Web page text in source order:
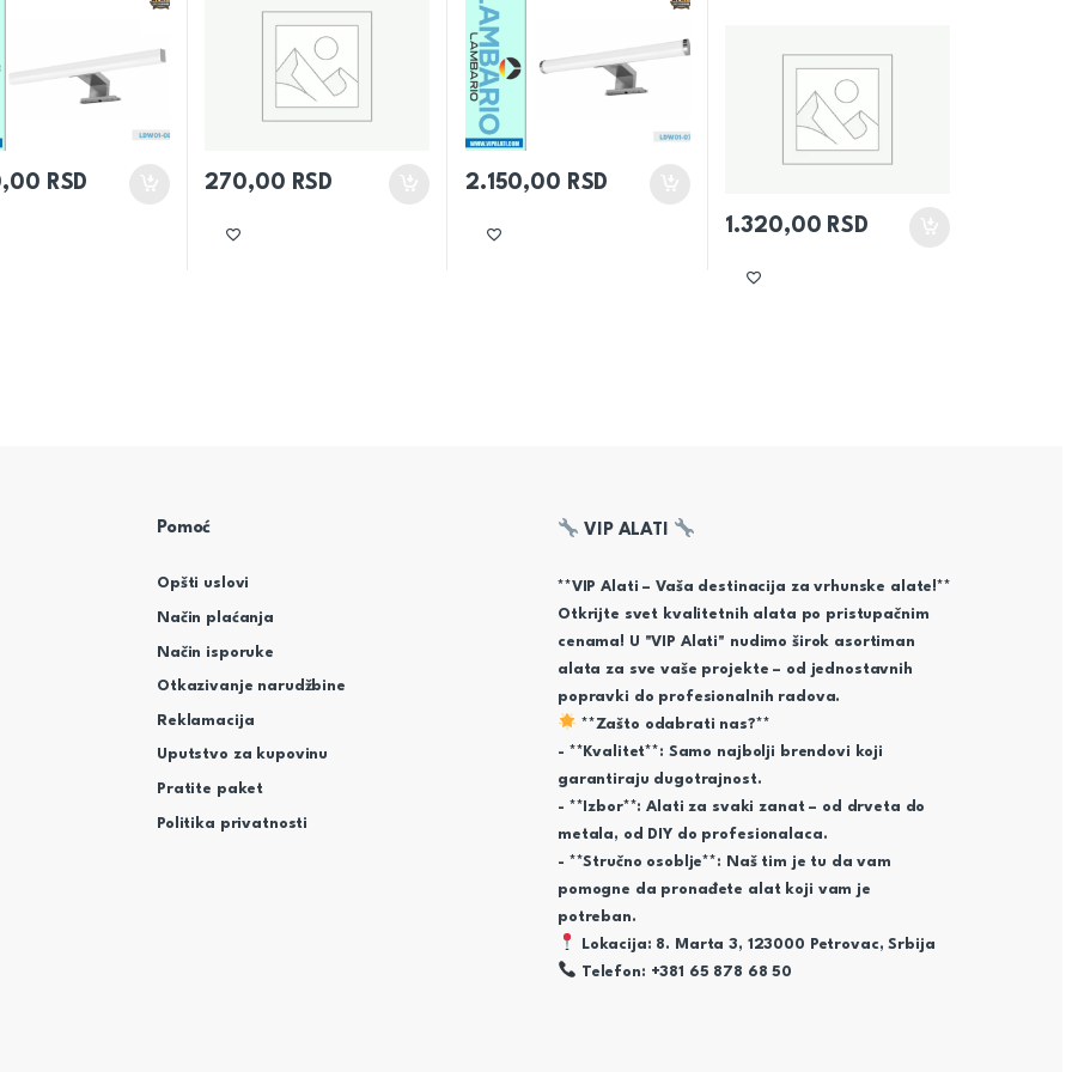
RSD 270,00 RSD 2.150,00 RSD
1.320,00 RSD
Pomoć
Opšti uslovi
Način plaćanja
Način isporuke
Otkazivanje narudžbine
Reklamacija
Uputstvo za kupovinu
Pratite paket
Politika privatnosti
VIP ALATI
**VIP Alati – Vaša destinacija za vrhunske alate!**
Otkrijte svet kvalitetnih alata po pristupačnim
cenama! U "VIP Alati" nudimo širok asortiman
alata za sve vaše projekte – od jednostavnih
popravki do profesionalnih radova.
**Zašto odabrati nas?**
- **Kvalitet**: Samo najbolji brendovi koji
garantiraju dugotrajnost.
- **Izbor**: Alati za svaki zanat – od drveta do
metala, od DIY do profesionalaca.
- **Stručno osoblje**: Naš tim je tu da vam
pomogne da pronađete alat koji vam je
potreban.
Lokacija: 8. Marta 3, 123000 Petrovac, Srbija
Telefon: +381 65 878 68 50